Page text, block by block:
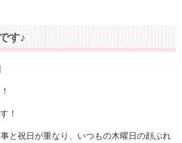
す♪
！
と祝日が重なり、いつもの木曜日の顔ぶれ